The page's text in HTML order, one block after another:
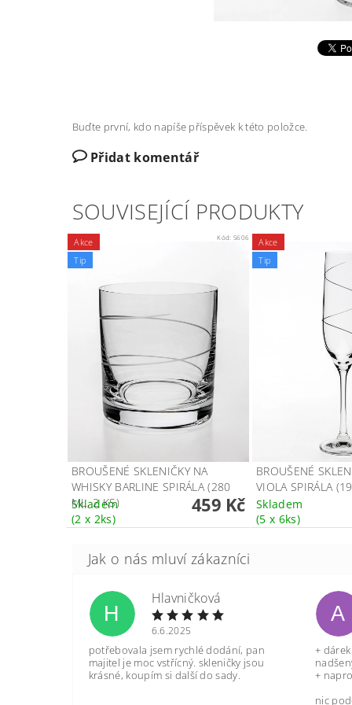
Buďte první, kdo napíše příspěvek k této položce.
Přidat komentář
SOUVISEJÍCÍ PRODUKTY
Akce
Tip
Kód:S606
BROUŠENÉ SKLENIČKY NA
WHISKY BARLINE SPIRÁLA (280
ML, 2 KS)
Skladem
(2 x 2ks)
459 Kč
Akce
Tip
BROUŠENÉ
VIOLA SPIRÁLA
Skladem
(5 x 6ks)
H
Hlavničková
6.6.2025
potřebovala jsem rychlé dodání, pan
majitel je moc vstřícný. skleničky jsou
krásné, koupím si další do sady.
A
+
+
nic